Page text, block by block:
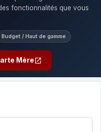
fonctionnalités que vous
Budget / Haut de gamme
Mère